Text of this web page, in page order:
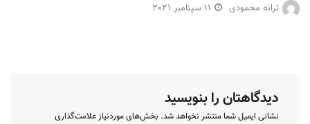
ترانه محمودی 11 سپتامبر 2021
دیدگاهتان را بنویسید
نشانی ایمیل شما منتشر نخواهد شد. بخش‌های موردنیاز علامت‌گذاری